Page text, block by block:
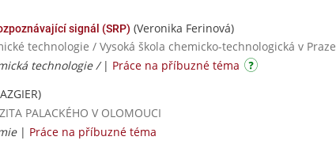
signál (SRP) (Veronika Ferinová)
technologie / Vysoká škola chemicko-technologická v Praze
technologie / | Práce na příbuzné téma
PALACKÉHO V OLOMOUCI
| Práce na příbuzné téma